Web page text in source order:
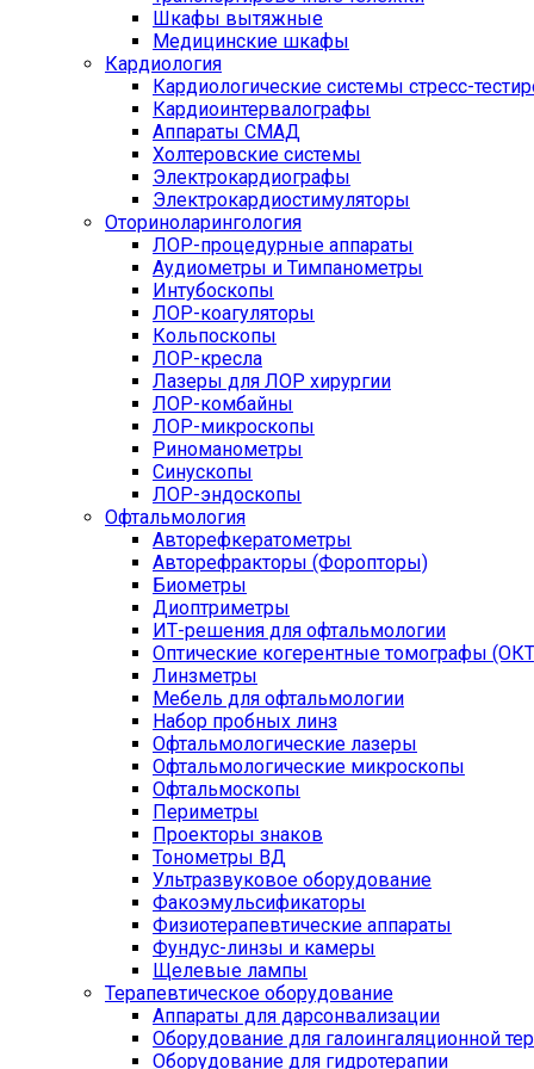
Шкафы вытяжные
Медицинские шкафы
Кардиология
Кардиологические системы стресс-
Кардиоинтервалографы
Аппараты СМАД
Холтеровские системы
Электрокардиографы
Электрокардиостимуляторы
Оториноларингология
ЛОР-процедурные аппараты
Аудиометры и Тимпанометры
Интубоскопы
ЛОР-коагуляторы
Кольпоскопы
ЛОР-кресла
Лазеры для ЛОР хирургии
ЛОР-комбайны
ЛОР-микроскопы
Риноманометры
Синускопы
ЛОР-эндоскопы
Офтальмология
Авторефкератометры
Авторефракторы (Форопторы)
Биометры
Диоптриметры
ИТ-решения для офтальмологии
Оптические когерентные томографы
Линзметры
Мебель для офтальмологии
Набор пробных линз
Офтальмологические лазеры
Офтальмологические микроскопы
Офтальмоскопы
Периметры
Проекторы знаков
Тонометры ВД
Ультразвуковое оборудование
Факоэмульсификаторы
Физиотерапевтические аппараты
Фундус-линзы и камеры
Щелевые лампы
Терапевтическое оборудование
Аппараты для дарсонвализации
Оборудование для галоингаляционной
Оборудование для гидротерапии